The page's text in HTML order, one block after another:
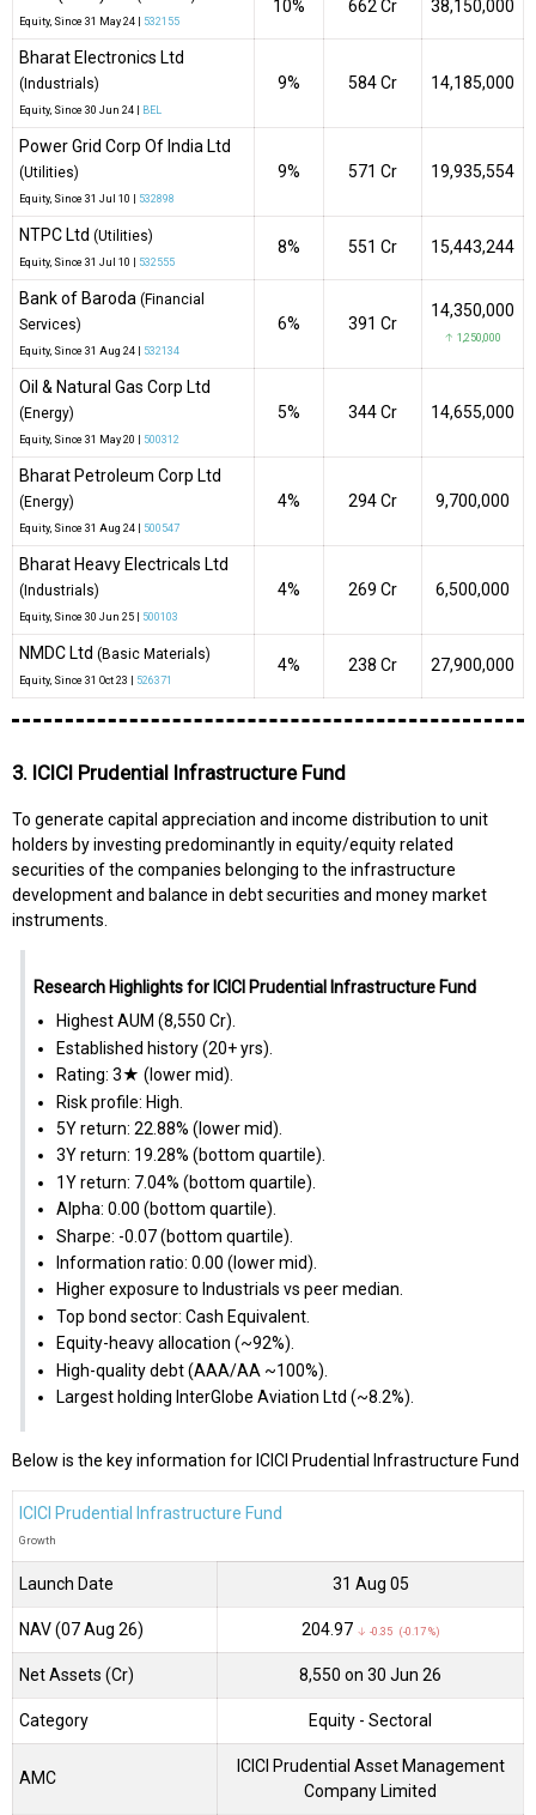
Equity, Since 31 May 24 | 532155
10% ₹662 Cr 38,150,000
Bharat Electronics Ltd
(Industrials)
Equity, Since 30 Jun 24 | BEL
9% ₹584 Cr 14,185,000
Power Grid Corp Of India Ltd
(Utilities)
Equity, Since 31 Jul 10 | 532898
9% ₹571 Cr 19,935,554
NTPC Ltd (Utilities)
Equity, Since 31 Jul 10 | 532555
8% ₹551 Cr 15,443,244
Bank of Baroda (Financial
Services)
Equity, Since 31 Aug 24 | 532134
6% ₹391 Cr
14,350,000
↑ 1,250,000
Oil & Natural Gas Corp Ltd
(Energy)
Equity, Since 31 May 20 | 500312
5% ₹344 Cr 14,655,000
Bharat Petroleum Corp Ltd
(Energy)
Equity, Since 31 Aug 24 | 500547
4% ₹294 Cr 9,700,000
Bharat Heavy Electricals Ltd
(Industrials)
Equity, Since 30 Jun 25 | 500103
4% ₹269 Cr 6,500,000
NMDC Ltd (Basic Materials)
Equity, Since 31 Oct 23 | 526371
4% ₹238 Cr 27,900,000
3. ICICI Prudential Infrastructure Fund
To generate capital appreciation and income distribution to unit
holders by investing predominantly in equity/equity related
securities of the companies belonging to the infrastructure
development and balance in debt securities and money market
instruments.
Research Highlights for ICICI Prudential Infrastructure Fund
Highest AUM (₹8,550 Cr).
Established history (20+ yrs).
Rating: 3★ (lower mid).
Risk profile: High.
5Y return: 22.88% (lower mid).
3Y return: 19.28% (bottom quartile).
1Y return: 7.04% (bottom quartile).
Alpha: 0.00 (bottom quartile).
Sharpe: -0.07 (bottom quartile).
Information ratio: 0.00 (lower mid).
Higher exposure to Industrials vs peer median.
Top bond sector: Cash Equivalent.
Equity-heavy allocation (~92%).
High-quality debt (AAA/AA ~100%).
Largest holding InterGlobe Aviation Ltd (~8.2%).
Below is the key information for ICICI Prudential Infrastructure Fund
ICICI Prudential Infrastructure Fund
Growth
Launch Date 31 Aug 05
NAV (07 Aug 26) ₹204.97 ↓ -0.35 (-0.17 %)
Net Assets (Cr) ₹8,550 on 30 Jun 26
Category Equity - Sectoral
AMC
ICICI Prudential Asset Management
Company Limited